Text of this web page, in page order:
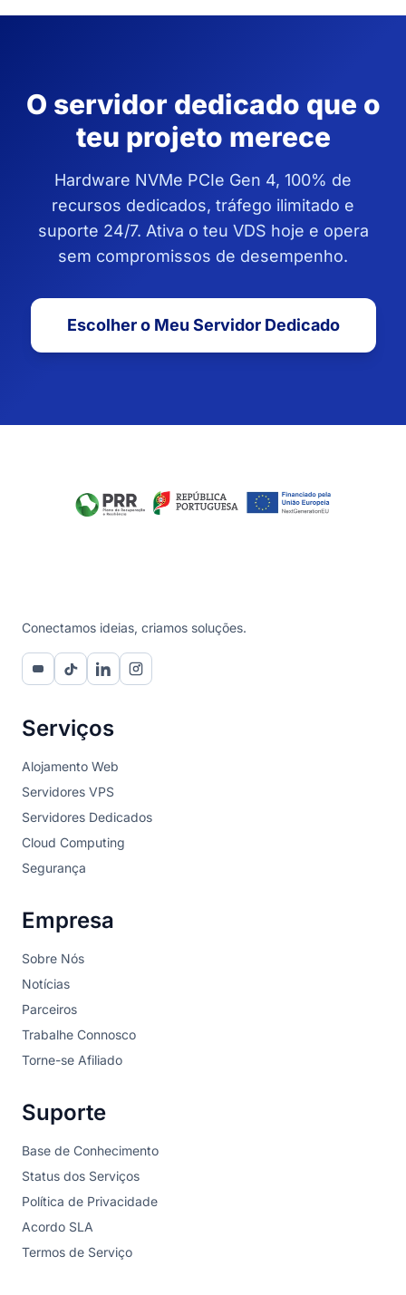
O servidor dedicado que o
teu projeto merece
Hardware NVMe PCIe Gen 4, 100% de
recursos dedicados, tráfego ilimitado e
suporte 24/7. Ativa o teu VDS hoje e opera
sem compromissos de desempenho.
Escolher o Meu Servidor Dedicado
Conectamos ideias, criamos soluções.
Serviços
Alojamento Web
Servidores VPS
Servidores Dedicados
Cloud Computing
Segurança
Empresa
Sobre Nós
Notícias
Parceiros
Trabalhe Connosco
Torne-se Afiliado
Suporte
Base de Conhecimento
Status dos Serviços
Política de Privacidade
Acordo SLA
Termos de Serviço